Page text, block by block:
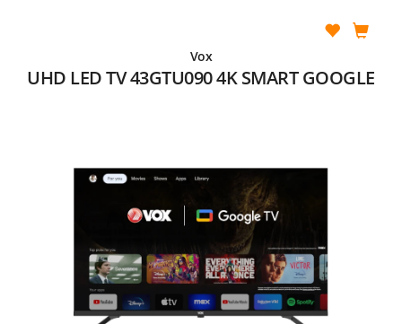
Vox
UHD LED TV 43GTU090 4K SMART GOOGLE